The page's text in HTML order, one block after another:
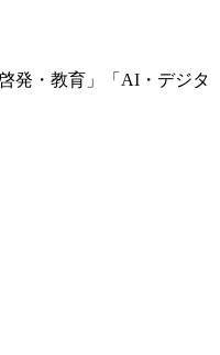
発・教育」「AI・デジタ